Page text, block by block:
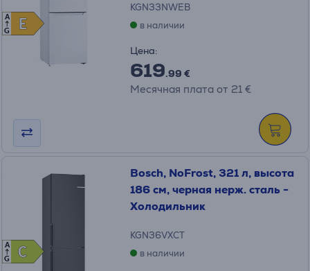
E
E
A
G
KGN33NWEB
в наличии
Цена:
619.99 €
Месячная плата от 21 €
C
C
A
G
Bosch, NoFrost, 321 л, высота
186 см, черная нерж. сталь -
Холодильник
KGN36VXCT
в наличии